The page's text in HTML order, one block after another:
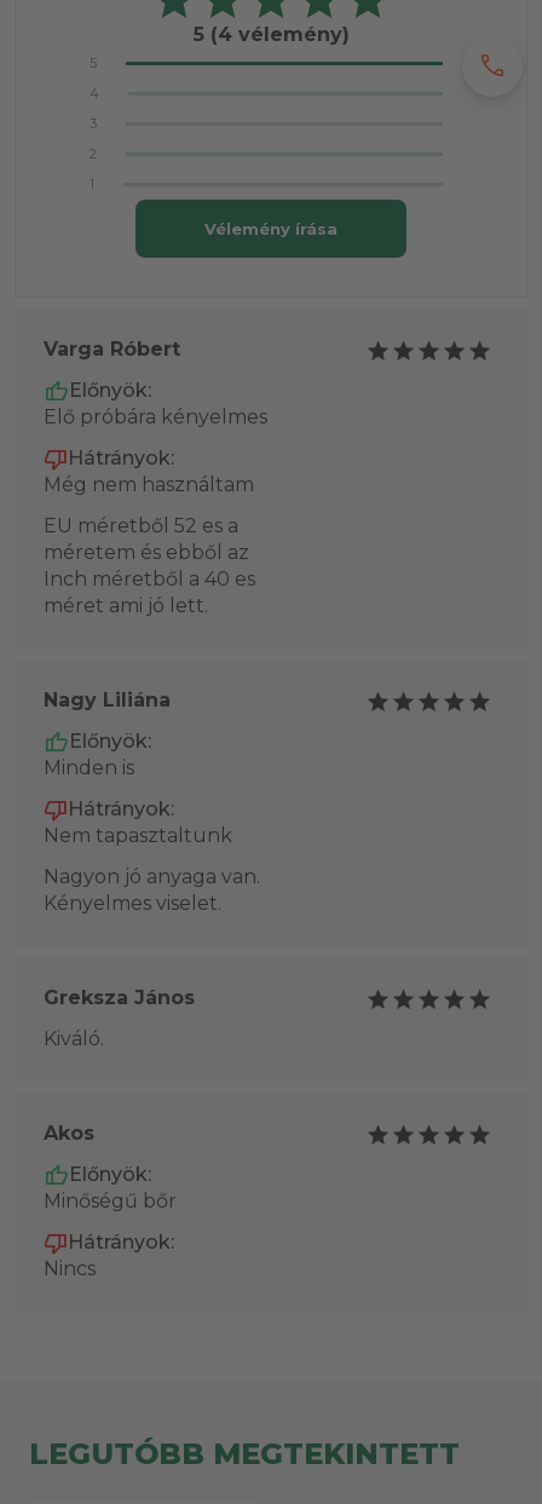
5 (4 vélemény)
5
4
3
2
1
Vélemény írása
Varga Róbert
Előnyök:
Elő próbára kényelmes
Hátrányok:
Még nem használtam
EU méretből 52 es a
méretem és ebből az
Inch méretből a 40 es
méret ami jó lett.
Nagy Liliána
Előnyök:
Minden is
Hátrányok:
Nem tapasztaltunk
Nagyon jó anyaga van.
Kényelmes viselet.
Greksza János
Kiváló.
Akos
Előnyök:
Minőségű bőr
Hátrányok:
Nincs
LEGUTÓBB MEGTEKINTETT
call